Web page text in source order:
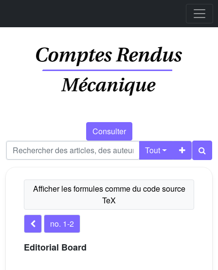
Consulter
Tout
no. 1-2
Editorial Board